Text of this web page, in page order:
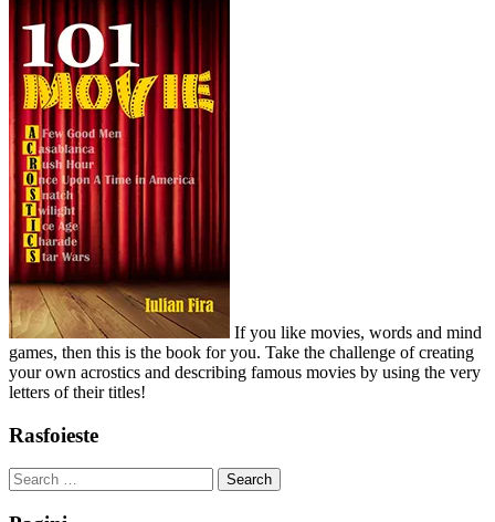
If you like movies, words and mind
games, then this is the book for you. Take the challenge of creating
your own acrostics and describing famous movies by using the very
letters of their titles!
Rasfoieste
Search
for: